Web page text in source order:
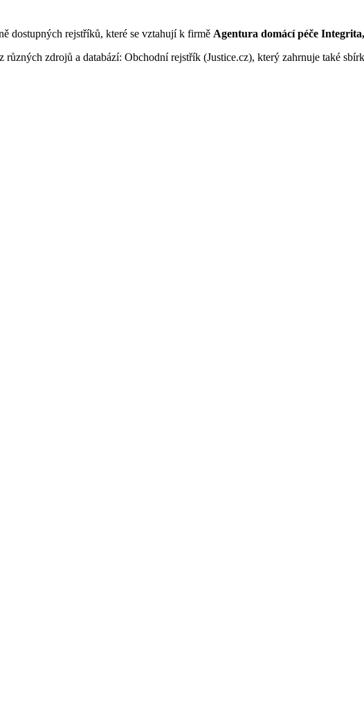
dostupných rejstříků, které se vztahují k firmě Agentura domácí péče
zdrojů a databází: Obchodní rejstřík (Justice.cz), který zahrnuje také